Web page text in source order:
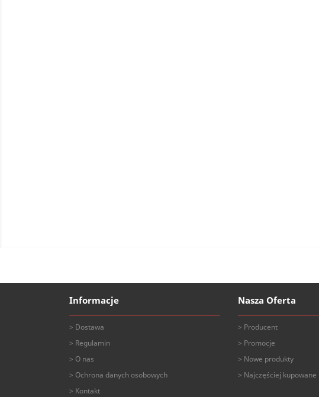
Informacje
Dostawa
Regulamin
O nas
Ochrona danych osobowych
Kontakt
Nasza Oferta
Producent
Promocje
Nowe produkty
Najczęściej kupowane